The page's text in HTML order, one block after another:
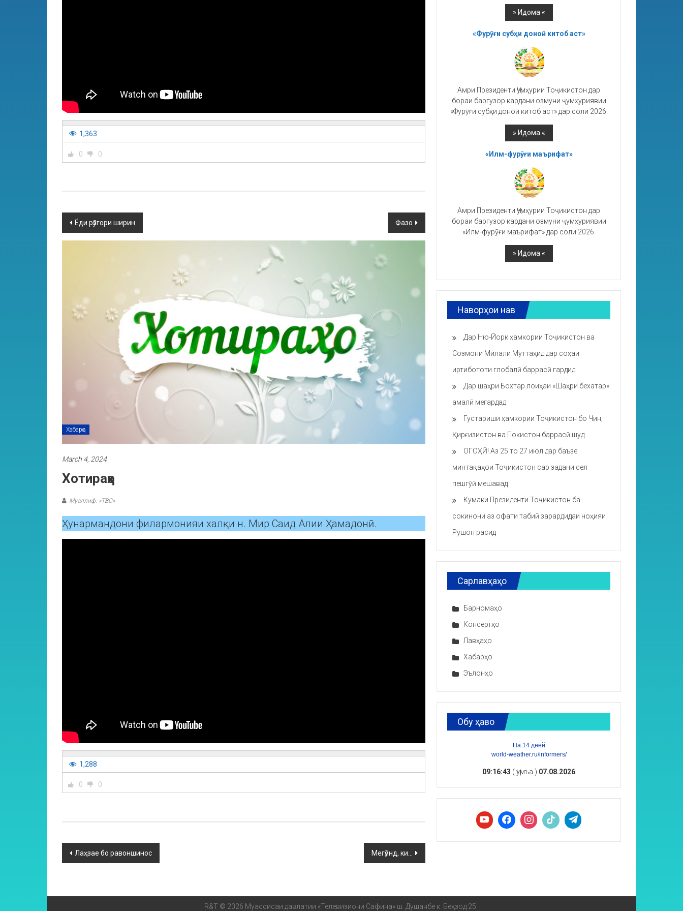
1,363
0 0
Ёди рӯзгори ширин Фазо
Хабарҳо
March 4, 2024
Хотираҳо
Муаллиф: «ТВС»
Ҳунармандони филармонияи халқи н. Мир Саид Алии Ҳамадонӣ.
1,288
0 0
Лаҳзае бо равоншинос Мегӯянд, ки…
«Фурӯғи субҳи доноӣ китоб аст»
Амри Президенти Ҷумҳурии Тоҷикистон дар
бораи баргузор кардани озмуни ҷумҳуриявии
«Фурӯғи субҳи доноӣ китоб аст» дар соли 2026.
«Илм-фурӯғи маърифат»
Амри Президенти Ҷумҳурии Тоҷикистон дар
бораи баргузор кардани озмуни ҷумҳуриявии
«Илм-фурӯғи маърифат» дар соли 2026.
Наворҳои нав
Дар Ню-Йорк ҳамкории Тоҷикистон ва
Созмони Милали Муттаҳид дар соҳаи
иртибототи глобалӣ баррасӣ гардид
Дар шаҳри Бохтар лоиҳаи «Шаҳри бехатар»
амалӣ мегардад
Густариши ҳамкории Тоҷикистон бо Чин,
Қирғизистон ва Покистон баррасӣ шуд
ОГОҲӢ! Аз 25 то 27 июл дар баъзе
минтақаҳои Тоҷикистон сар задани сел
пешгӯӣ мешавад
Кумаки Президенти Тоҷикистон ба
сокинони аз офати табиӣ зарардидаи ноҳияи
Рӯшон расид
Сарлавҳаҳо
Барномаҳо
Консертҳо
Лавҳаҳо
Хабарҳо
Эълонҳо
Обу ҳаво
На 14 дней
world-weather.ru/informers/
09:16:44 ( Ҷумъа ) 07.08.2026
R&T © 2026 Муассисаи давлатии «Телевизиони Сафина» ш. Душанбе к. Беҳзод 25.